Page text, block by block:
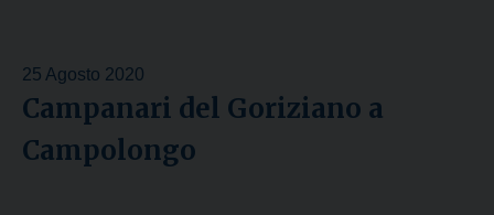
25 Agosto 2020
Campanari del Goriziano a
Campolongo